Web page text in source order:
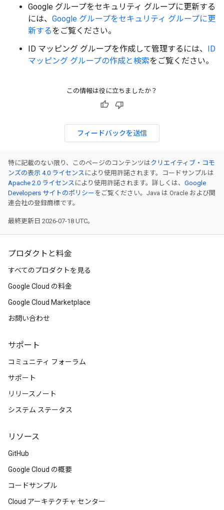
Google グループをセキュリティ グループに更新する
には、 Google グループをセキュリティ グループに更
新するをご覧ください。
ID マッピング グループを作成して管理するには、 ID
マッピング グループの作成と検索をご覧ください。
この情報は役に立ちましたか？
フィードバックを送信
特に記載のない限り、このページのコンテンツはクリエイティブ・コモ
ンズの表示 4.0 ライセンス により使用許諾されます。コードサンプルは
Apache 2.0 ライセンス により使用許諾されます。詳しくは、 Google
Developers サイトのポリシー をご覧ください。Java は Oracle および関
連会社の登録商標です。
最終更新日 2026-07-18 UTC。
プロダクトと料金
すべてのプロダクトを見る
Google Cloud の料金
Google Cloud Marketplace
お問い合わせ
サポート
コミュニティ フォーラム
サポート
リリースノート
システム ステータス
リソース
GitHub
Google Cloud の概要
コードサンプル
Cloud アーキテクチャ センター